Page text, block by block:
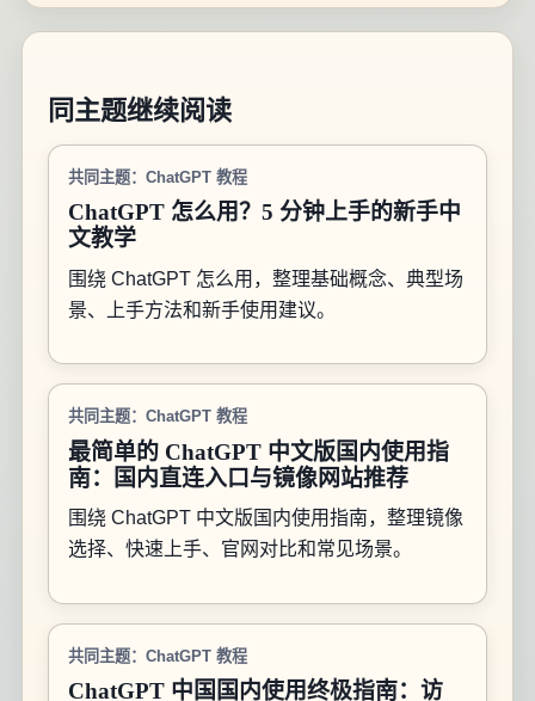
同主题继续阅读
共同主题：ChatGPT 教程
ChatGPT 怎么用？5 分钟上手的新手中
文教学
围绕 ChatGPT 怎么用，整理基础概念、典型场
景、上手方法和新手使用建议。
共同主题：ChatGPT 教程
最简单的 ChatGPT 中文版国内使用指
南：国内直连入口与镜像网站推荐
围绕 ChatGPT 中文版国内使用指南，整理镜像
选择、快速上手、官网对比和常见场景。
共同主题：ChatGPT 教程
ChatGPT 中国国内使用终极指南：访